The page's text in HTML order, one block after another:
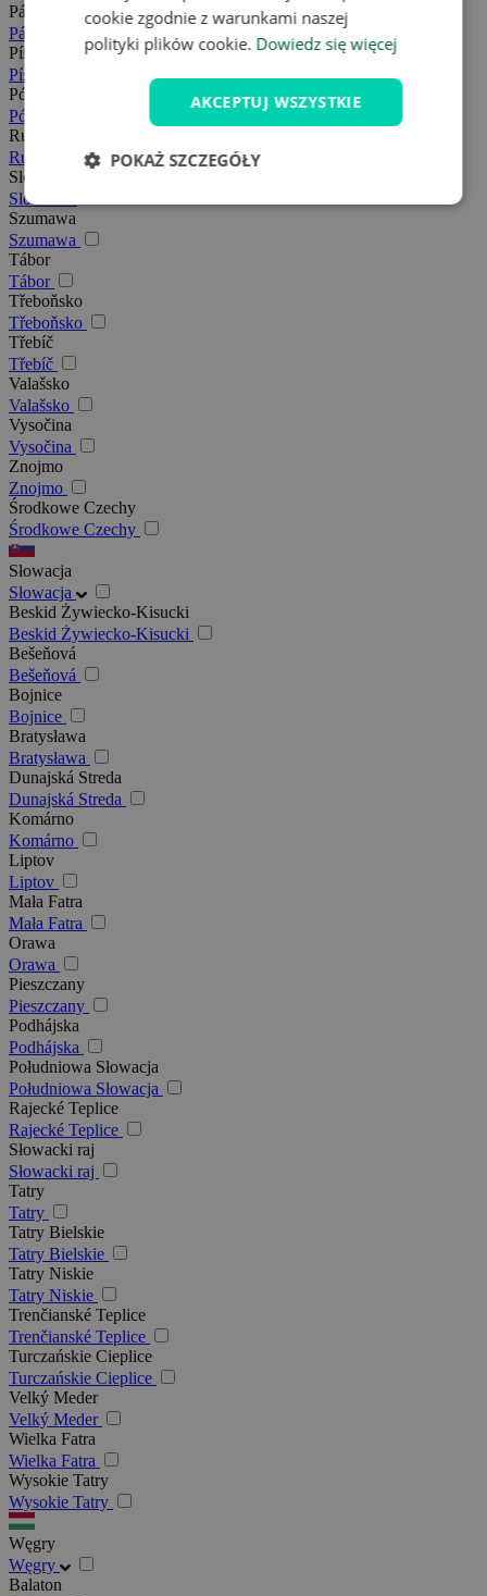
Pálava
Pálava
Písek
Písek
Północne Morawy
Północne Morawy
Rudawy
Rudawy
Slovácko
Slovácko
Szumawa
Szumawa
Tábor
Tábor
Třeboňsko
Třeboňsko
Třebíč
Třebíč
Valašsko
Valašsko
Vysočina
Vysočina
Znojmo
Znojmo
Środkowe Czechy
Środkowe Czechy
Słowacja
Słowacja
Beskid Żywiecko-Kisucki
Beskid Żywiecko-Kisucki
Bešeňová
Bešeňová
Bojnice
Bojnice
Bratysława
Bratysława
Dunajská Streda
Dunajská Streda
Komárno
Komárno
Liptov
Liptov
Mała Fatra
Mała Fatra
Orawa
Orawa
Pieszczany
Pieszczany
Podhájska
Podhájska
Południowa Słowacja
Południowa Słowacja
Rajecké Teplice
Rajecké Teplice
Słowacki raj
Słowacki raj
Tatry
Tatry
Tatry Bielskie
Tatry Bielskie
Tatry Niskie
Tatry Niskie
Trenčianské Teplice
Trenčianské Teplice
Turczańskie Cieplice
Turczańskie Cieplice
Velký Meder
Velký Meder
Wielka Fatra
Wielka Fatra
Wysokie Tatry
Wysokie Tatry
Węgry
Węgry
Balaton
cookie zgodnie z warunkami naszej
polityki plików cookie. Dowiedz się więcej
AKCEPTUJ WSZYSTKIE
POKAŻ SZCZEGÓŁY